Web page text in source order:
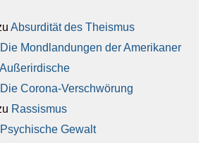
Absur­di­tät des The­is­mus
Die Mond­lan­dun­gen der Ame­ri­ka­ner
Außer­ir­di­sche
Die Coro­na-Ver­schwö­rung
Ras­sis­mus
Psy­chi­sche Gewalt